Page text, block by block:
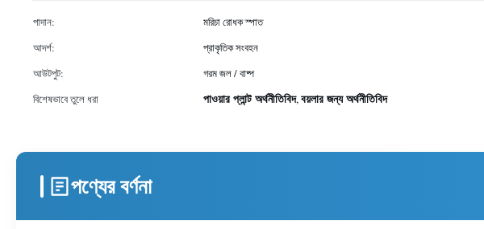
পাদান: মরিচা রোধক স্পাত
আদর্শ:
প্রাকৃতিক সংবহন
আউটপুট:
গরম জল / বাষ্প
বিশেষভাবে তুলে ধরা
পাওয়ার প্লান্ট অর্থনীতিবিদ,বয়লার জন্য অর্থনীতিবিদ
পণ্যের বর্ণনা